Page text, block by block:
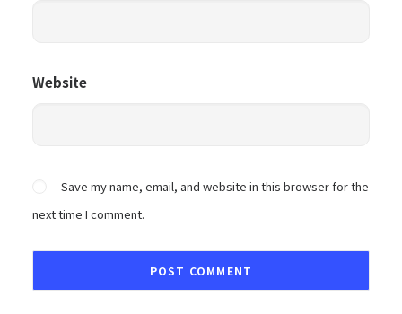
Website
Save my name, email, and website in this browser for the
next time I comment.